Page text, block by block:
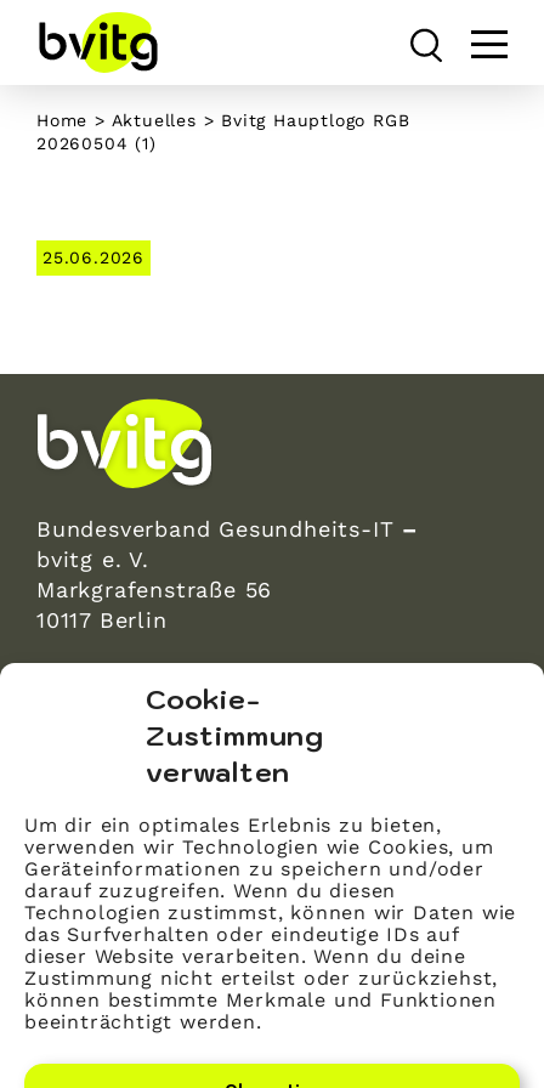
Cookie-
Zustimmung
verwalten
Um dir ein optimales Erlebnis zu bieten,
verwenden wir Technologien wie Cookies, um
Geräteinformationen zu speichern und/oder
darauf zuzugreifen. Wenn du diesen
Technologien zustimmst, können wir Daten wie
das Surfverhalten oder eindeutige IDs auf
dieser Website verarbeiten. Wenn du deine
Zustimmung nicht erteilst oder zurückziehst,
können bestimmte Merkmale und Funktionen
beeinträchtigt werden.
content
Home > Aktuelles > Bvitg Hauptlogo RGB
20260504 (1)
25.06.2026
Bundesverband Gesundheits-IT –
bvitg e. V.
Markgrafenstraße 56
10117 Berlin
Markgrafenstraße 56
10117 Berlin
Impressum
Kontakt
Datenschutz
Mitglied werden
LinkedIn
YouTube